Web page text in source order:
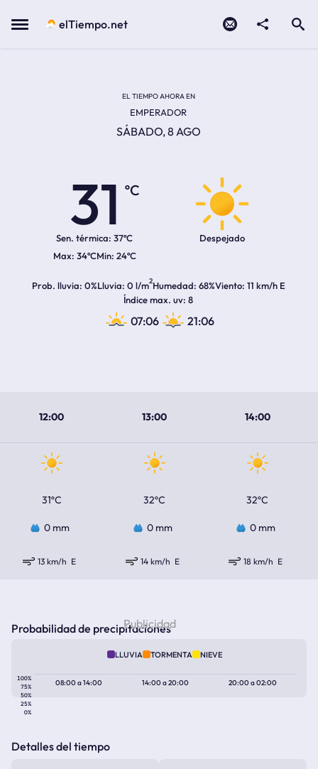
Menu elTiempo.net
EL TIEMPO AHORA EN
EMPERADOR
SÁBADO, 8 AGO
31
ºC
Sen. térmica: 37ºC
34ºC 24ºC
Despejado
Prob. lluvia 0%Lluvia 0 l/m2Humedad 68%Viento 11 km/h E
Índice max. uv 8
07:06 21:06
12:00 13:00 14:00
31ºC 32ºC 32ºC
0 mm 0 mm 0 mm
13 km/h E 14 km/h E 18 km/h E
Probabilidad de precipitaciones
LLUVIA TORMENTA NIEVE
100%
75%
50%
25%
0%
08:00a14:00 14:00a20:00 20:00a02:00
Detalles del tiempo